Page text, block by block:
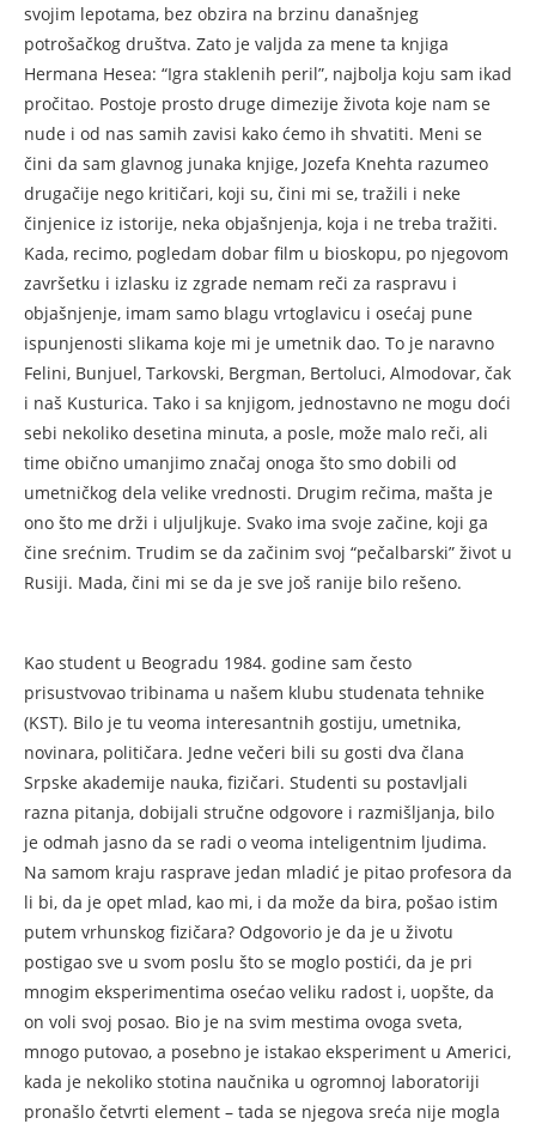
svojim lepotama, bez obzira na brzinu današnjeg
potrošačkog društva. Zato je valjda za mene ta knjiga
Hermana Hesea: “Igra staklenih peril”, najbolja koju sam ikad
pročitao. Postoje prosto druge dimezije života koje nam se
nude i od nas samih zavisi kako ćemo ih shvatiti. Meni se
čini da sam glavnog junaka knjige, Jozefa Knehta razumeo
drugačije nego kritičari, koji su, čini mi se, tražili i neke
činjenice iz istorije, neka objašnjenja, koja i ne treba tražiti.
Kada, recimo, pogledam dobar film u bioskopu, po njegovom
završetku i izlasku iz zgrade nemam reči za raspravu i
objašnjenje, imam samo blagu vrtoglavicu i osećaj pune
ispunjenosti slikama koje mi je umetnik dao. To je naravno
Felini, Bunjuel, Tarkovski, Bergman, Bertoluci, Almodovar, čak
i naš Kusturica. Tako i sa knjigom, jednostavno ne mogu doći
sebi nekoliko desetina minuta, a posle, može malo reči, ali
time obično umanjimo značaj onoga što smo dobili od
umetničkog dela velike vrednosti. Drugim rečima, mašta je
ono što me drži i uljuljkuje. Svako ima svoje začine, koji ga
čine srećnim. Trudim se da začinim svoj “pečalbarski” život u
Rusiji. Mada, čini mi se da je sve još ranije bilo rešeno.
Kao student u Beogradu 1984. godine sam često
prisustvovao tribinama u našem klubu studenata tehnike
(KST). Bilo je tu veoma interesantnih gostiju, umetnika,
novinara, političara. Jedne večeri bili su gosti dva člana
Srpske akademije nauka, fizičari. Studenti su postavljali
razna pitanja, dobijali stručne odgovore i razmišljanja, bilo
je odmah jasno da se radi o veoma inteligentnim ljudima.
Na samom kraju rasprave jedan mladić je pitao profesora da
li bi, da je opet mlad, kao mi, i da može da bira, pošao istim
putem vrhunskog fizičara? Odgovorio je da je u životu
postigao sve u svom poslu što se moglo postići, da je pri
mnogim eksperimentima osećao veliku radost i, uopšte, da
on voli svoj posao. Bio je na svim mestima ovoga sveta,
mnogo putovao, a posebno je istakao eksperiment u Americi,
kada je nekoliko stotina naučnika u ogromnoj laboratoriji
pronašlo četvrti element – tada se njegova sreća nije mogla